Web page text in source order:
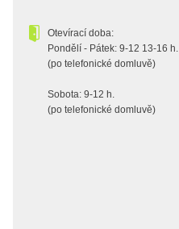
Otevírací doba:
Pondělí - Pátek: 9-12 13-16 h.
(po telefonické domluvě)
Sobota: 9-12 h.
(po telefonické domluvě)